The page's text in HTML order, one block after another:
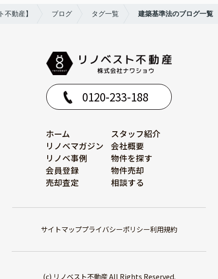
動産】 ブログ タグ一覧 建築基準法のブログ一覧
0120-233-188
ホーム
スタッフ紹介
リノベマガジン
会社概要
リノベ事例
物件を探す
会員登録
物件売却
売却査定
相談する
サイトマッププライバシーポリシー利用規約
(c) リノベスト不動産 All Rights Reserved.